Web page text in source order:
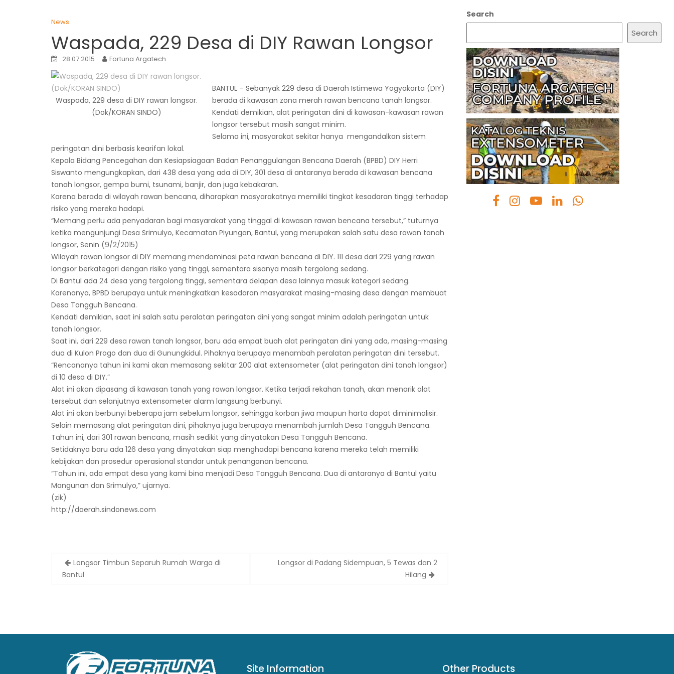
News
Waspada, 229 Desa di DIY Rawan Longsor
28.07.2015 Fortuna Argatech
Waspada, 229 desa di DIY rawan longsor.
(Dok/KORAN SINDO)
BANTUL – Sebanyak 229 desa di Daerah Istimewa Yogyakarta (DIY)
berada di kawasan zona merah rawan bencana tanah longsor.
Kendati demikian, alat peringatan dini di kawasan-kawasan rawan
longsor tersebut masih sangat minim.
Selama ini, masyarakat sekitar hanya mengandalkan sistem
peringatan dini berbasis kearifan lokal.
Kepala Bidang Pencegahan dan Kesiapsiagaan Badan Penanggulangan Bencana Daerah (BPBD) DIY Herri
Siswanto mengungkapkan, dari 438 desa yang ada di DIY, 301 desa di antaranya berada di kawasan bencana
tanah longsor, gempa bumi, tsunami, banjir, dan juga kebakaran.
Karena berada di wilayah rawan bencana, diharapkan masyarakatnya memiliki tingkat kesadaran tinggi terhadap
risiko yang mereka hadapi.
“Memang perlu ada penyadaran bagi masyarakat yang tinggal di kawasan rawan bencana tersebut,” tuturnya
ketika mengunjungi Desa Srimulyo, Kecamatan Piyungan, Bantul, yang merupakan salah satu desa rawan tanah
longsor, Senin (9/2/2015)
Wilayah rawan longsor di DIY memang mendominasi peta rawan bencana di DIY. 111 desa dari 229 yang rawan
longsor berkategori dengan risiko yang tinggi, sementara sisanya masih tergolong sedang.
Di Bantul ada 24 desa yang tergolong tinggi, sementara delapan desa lainnya masuk kategori sedang.
Karenanya, BPBD berupaya untuk meningkatkan kesadaran masyarakat masing-masing desa dengan membuat
Desa Tangguh Bencana.
Kendati demikian, saat ini salah satu peralatan peringatan dini yang sangat minim adalah peringatan untuk
tanah longsor.
Saat ini, dari 229 desa rawan tanah longsor, baru ada empat buah alat peringatan dini yang ada, masing-masing
dua di Kulon Progo dan dua di Gunungkidul. Pihaknya berupaya menambah peralatan peringatan dini tersebut.
“Rencananya tahun ini kami akan memasang sekitar 200 alat extensometer (alat peringatan dini tanah longsor)
di 10 desa di DIY.”
Alat ini akan dipasang di kawasan tanah yang rawan longsor. Ketika terjadi rekahan tanah, akan menarik alat
tersebut dan selanjutnya extensometer alarm langsung berbunyi.
Alat ini akan berbunyi beberapa jam sebelum longsor, sehingga korban jiwa maupun harta dapat diminimalisir.
Selain memasang alat peringatan dini, pihaknya juga berupaya menambah jumlah Desa Tangguh Bencana.
Tahun ini, dari 301 rawan bencana, masih sedikit yang dinyatakan Desa Tangguh Bencana.
Setidaknya baru ada 126 desa yang dinyatakan siap menghadapi bencana karena mereka telah memiliki
kebijakan dan prosedur operasional standar untuk penanganan bencana.
“Tahun ini, ada empat desa yang kami bina menjadi Desa Tangguh Bencana. Dua di antaranya di Bantul yaitu
Mangunan dan Srimulyo,” ujarnya.
(zik)
http://daerah.sindonews.com
Post
navigation
Longsor Timbun Separuh Rumah Warga di
Bantul
Longsor di Padang Sidempuan, 5 Tewas dan 2
Hilang
Search
Search
Site Information Other Products